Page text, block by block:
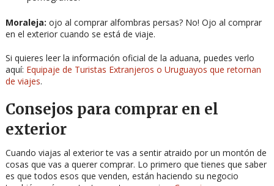
Moraleja: ojo al comprar alfombras persas? No! Ojo al comprar
en el exterior cuando se está de viaje.
Si quieres leer la información oficial de la aduana, puedes verlo
aquí: Equipaje de Turistas Extranjeros o Uruguayos que retornan
de viajes.
Consejos para comprar en el
exterior
Cuando viajas al exterior te vas a sentir atraido por un montón de
cosas que vas a querer comprar. Lo primero que tienes que saber
es que todos esos que venden, están haciendo su negocio